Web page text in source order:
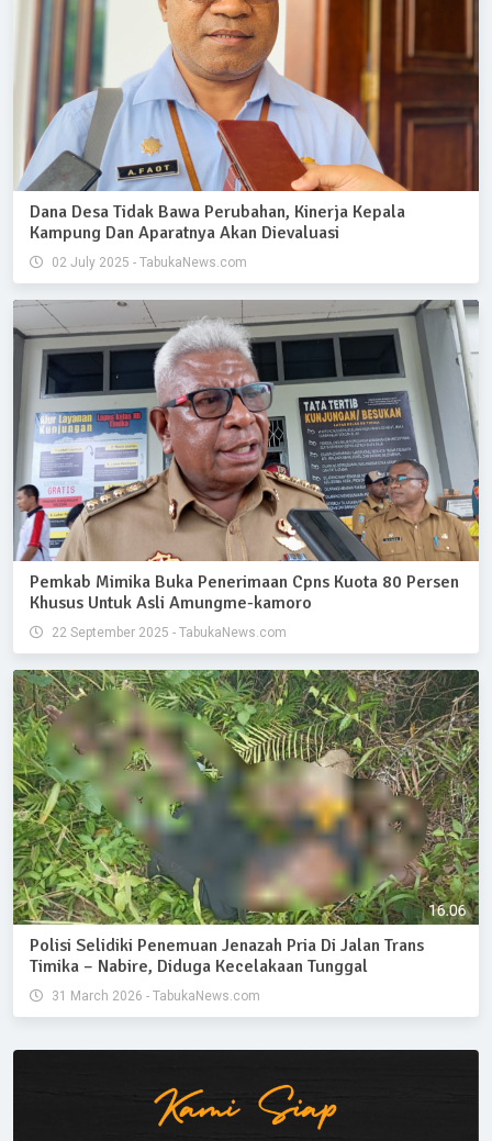
Dana Desa Tidak Bawa Perubahan, Kinerja Kepala
Kampung Dan Aparatnya Akan Dievaluasi
02 July 2025 - TabukaNews.com
Pemkab Mimika Buka Penerimaan Cpns Kuota 80 Persen
Khusus Untuk Asli Amungme-kamoro
22 September 2025 - TabukaNews.com
Polisi Selidiki Penemuan Jenazah Pria Di Jalan Trans
Timika – Nabire, Diduga Kecelakaan Tunggal
31 March 2026 - TabukaNews.com